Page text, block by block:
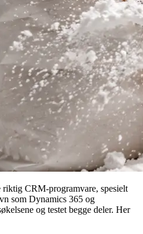
CRM-programvare, spesielt
som Dynamics 365 og
og testet begge deler. Her